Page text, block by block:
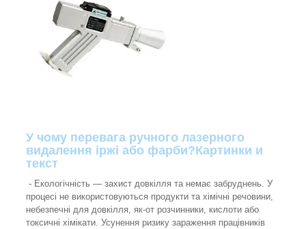
У чому перевага ручного лазерного
видалення іржі або фарби?Картинки и
текст
- Екологічність — захист довкілля та немає забруднень. У
процесі не використовуються продукти та хімічні речовини,
небезпечні для довкілля, як-от розчинники, кислоти або
токсичні хімікати. Усунення ризику зараження працівників